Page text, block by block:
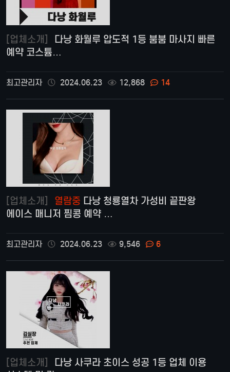
[업체소개]
예약 코스튬…
최고관리자 2024.06.23 12,868 14
[업체소개] 열람중 다낭 청룡열차 가성비 끝판왕
에이스 매니저 찜콩 예약 …
최고관리자 2024.06.23 9,546 6
[업체소개]